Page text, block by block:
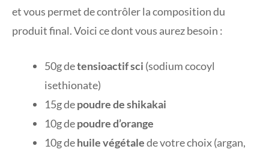
et vous permet de contrôler la composition du
produit final. Voici ce dont vous aurez besoin :
50g detensioactif sci (sodium cocoyl
isethionate)
15g depoudre de shikakai
10g depoudre d’orange
10g dehuile végétalede votre choix (argan,